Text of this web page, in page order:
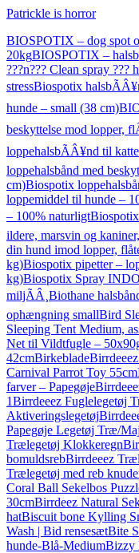
Patrickle is horror
BIOSPOTIX – dog spot
20kgBIOSPOTIX –
???n??? Clean spray ???
stressBiospotix
hunde – small (38 cm)
beskyttelse mod lopper,
loppehalsbÃÂ¥nd til
loppehalsbånd med
cm)Biospotix
loppemiddel til hunde –
– 100% naturligtBiospotix
ildere, marsvin og
din hund imod lopper,
kg)Biospotix pipetter –
kg)Biospotix Spray
miljÃÂ¸ Biothane
ophængning smallBird
Sleeping Tent Medium,
Net til Vildtfugle –
42cmBirkeblade
Carnival Parrot Toy 55cm
farver – Papegøje
1Birrdeeez Fuglelegetøj
Aktiveringslegetøj
Papegøje Legetøj Træ/
Trælegetøj Klokkeregn
bomuldsrebBirrdeeez
Trælegetøj med reb
Coral Ball Sekelbos
30cmBirrdeez Natural
hatBiscuit bone Kylling
Wash | Bid rensesætBite
hunde-Blå-MediumBizzy